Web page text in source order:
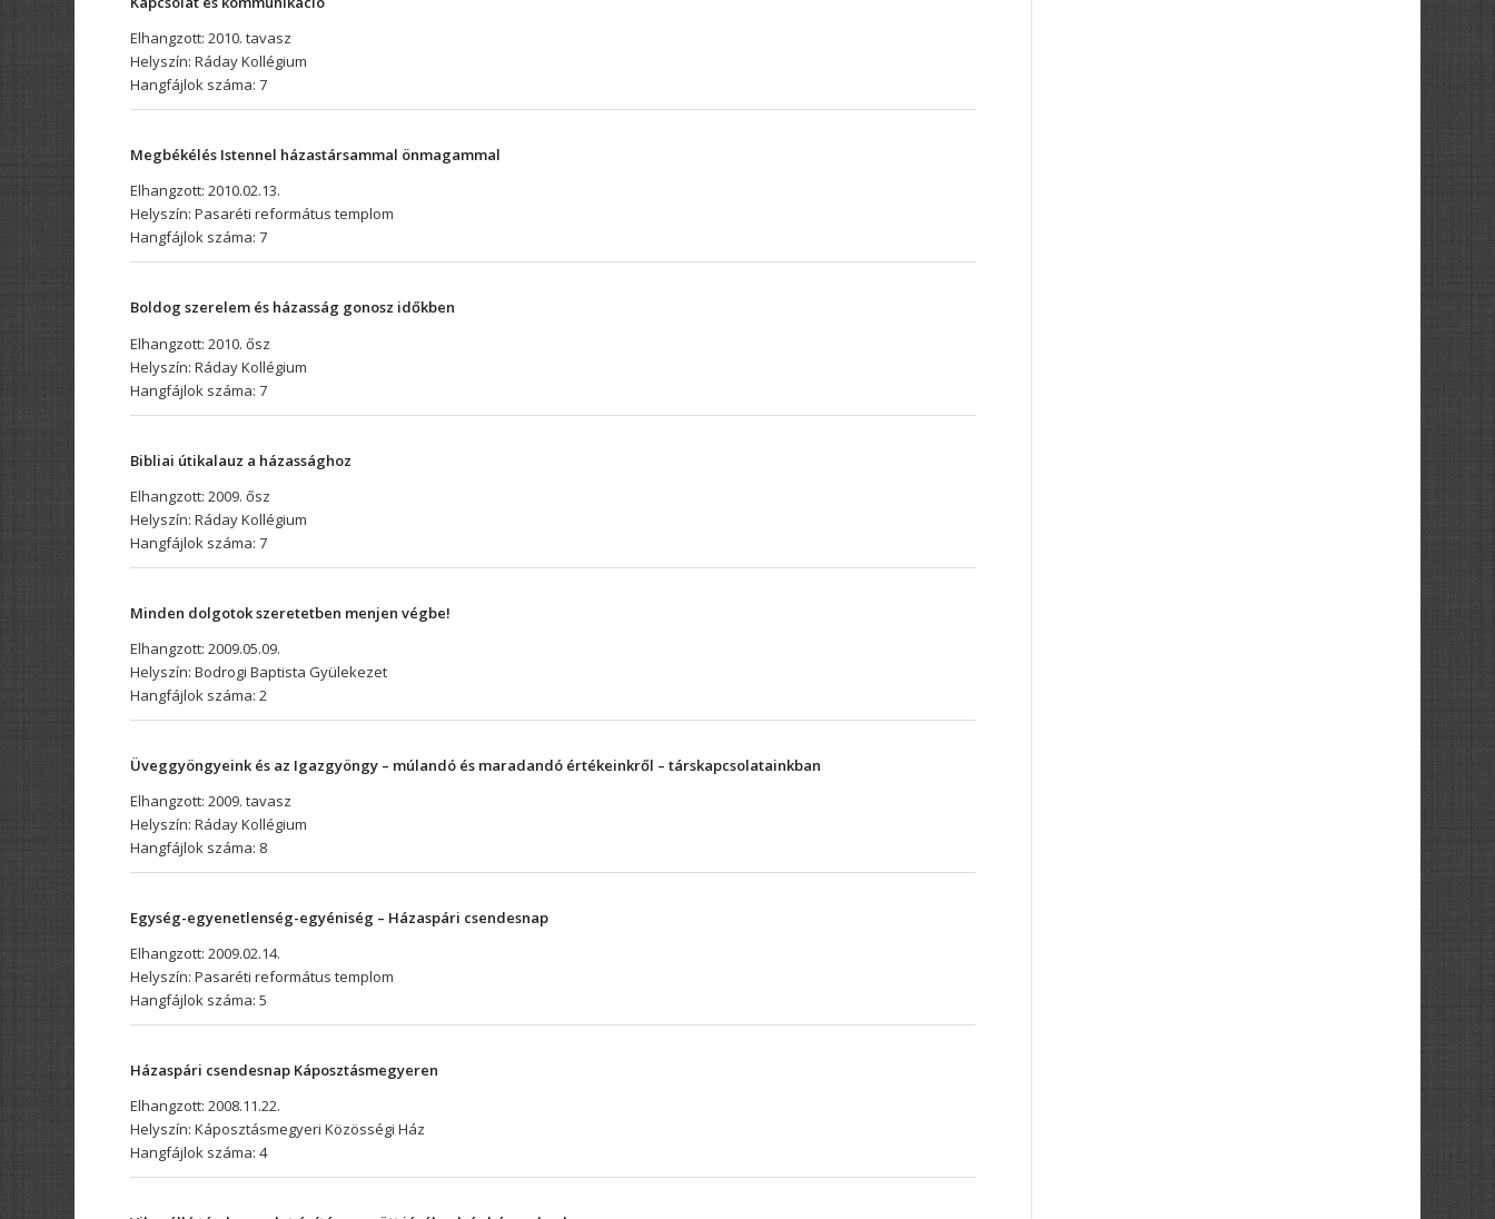
Elhangzott: 2010. tavasz
Helyszín: Ráday Kollégium
Hangfájlok száma: 7
Megbékélés Istennel házastársammal önmagammal
Elhangzott: 2010.02.13.
Helyszín: Pasaréti református templom
Hangfájlok száma: 7
Boldog szerelem és házasság gonosz időkben
Elhangzott: 2010. ősz
Helyszín: Ráday Kollégium
Hangfájlok száma: 7
Bibliai útikalauz a házassághoz
Elhangzott: 2009. ősz
Helyszín: Ráday Kollégium
Hangfájlok száma: 7
Minden dolgotok szeretetben menjen végbe!
Elhangzott: 2009.05.09.
Helyszín: Bodrogi Baptista Gyülekezet
Hangfájlok száma: 2
Üveggyöngyeink és az Igazgyöngy – múlandó és maradandó értékeinkről – társkapcsolatainkban
Elhangzott: 2009. tavasz
Helyszín: Ráday Kollégium
Hangfájlok száma: 8
Egység-egyenetlenség-egyéniség – Házaspári csendesnap
Elhangzott: 2009.02.14.
Helyszín: Pasaréti református templom
Hangfájlok száma: 5
Házaspári csendesnap Káposztásmegyeren
Elhangzott: 2008.11.22.
Helyszín: Káposztásmegyeri Közösségi Ház
Hangfájlok száma: 4